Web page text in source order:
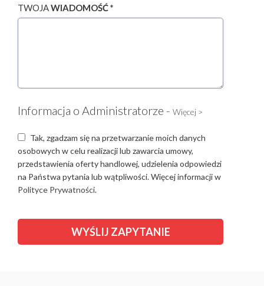
TWOJAWIADOMOŚĆ *
Informacja o Administratorze - Więcej >
Tak, zgadzam się na przetwarzanie moich danych
osobowych w celu realizacji lub zawarcia umowy,
przedstawienia oferty handlowej, udzielenia odpowiedzi
na Państwa pytania lub wątpliwości. Więcej informacji w
Polityce Prywatności.